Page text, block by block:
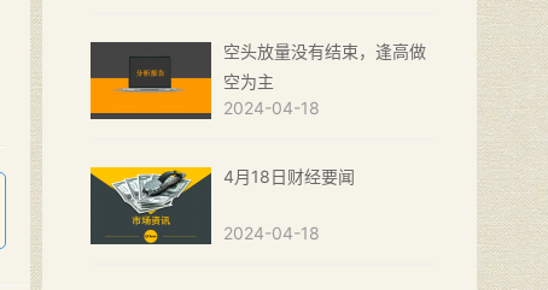
空头放量没有结束，逢高做
空为主
2024-04-18
4月18日财经要闻
2024-04-18